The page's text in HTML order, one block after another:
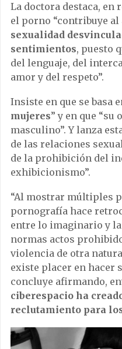
La doctora destaca, en
el porno “contribuye al
sexualidad
sentimientos, puesto
del lenguaje, del
amor y del respeto”.
Insiste en que se basa
mujeres” y en que
masculino”. Y lanza
de las relaciones
de la prohibición del
exhibicionismo”.
“Al mostrar múltiples
pornografía hace
entre lo imaginario y
normas actos
violencia de otra
existe placer en hacer
concluye afirmando,
ciberespacio ha
reclutamiento para